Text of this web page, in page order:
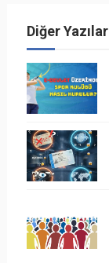
Diğer Yazılar